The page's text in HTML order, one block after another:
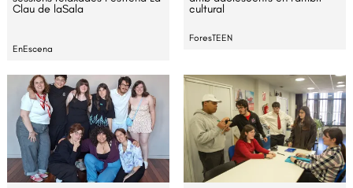
Clau de laSala
EnEscena
cultural
ForesTEEN